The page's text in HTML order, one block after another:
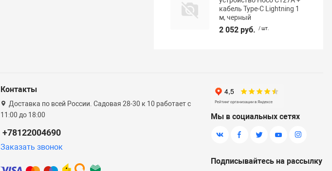
кабель Type-C Lightning 1
м, черный
2 052 руб. / шт.
Контакты
Доставка по всей России. Садовая 28-30 к 10 работает с
11:00 до 18:00
+78122004690
Заказать звонок
Мы в социальных сетях
Подписывайтесь на рассылку